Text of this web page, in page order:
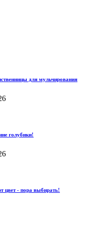
для мульчирования
голубики!
цвет - пора выбирать!